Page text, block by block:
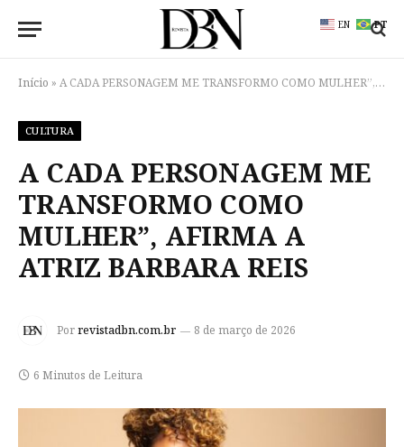
Início » A CADA PERSONAGEM ME TRANSFORMO COMO MULHER”, AFIRMA A ATRIZ BARBARA REIS
CULTURA
A CADA PERSONAGEM ME
TRANSFORMO COMO
MULHER”, AFIRMA A
ATRIZ BARBARA REIS
Porrevistadbn.com.br 8 de março de 2026
6 Minutos de Leitura
EN PT